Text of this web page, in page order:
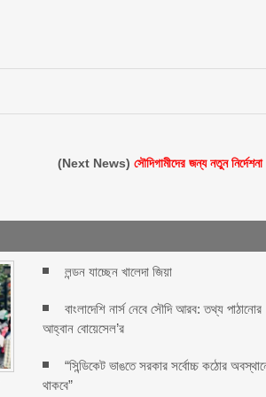
(Next News)সৌদিগামীদের জন্য নতুন নির্দেশনা
লন্ডন যাচ্ছেন খালেদা জিয়া
বাংলাদেশি নার্স নেবে সৌদি আরব: তথ্য পাঠানোর
আহ্বান বোয়েসেল’র
“সিন্ডিকেট ভাঙতে সরকার সর্বোচ্চ কঠোর
থাকবে”